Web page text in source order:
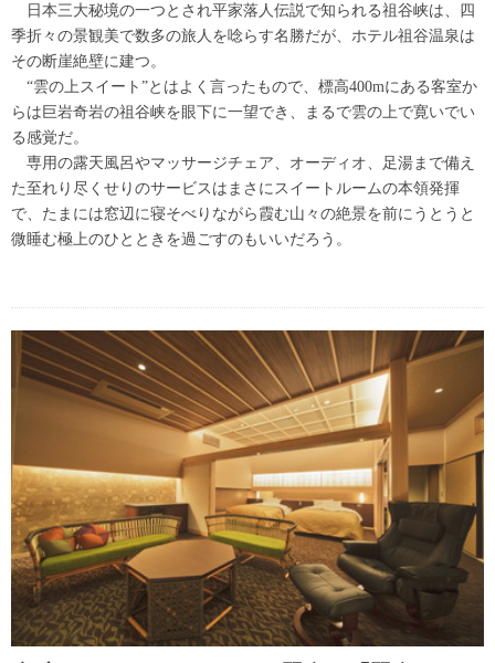
日本三大秘境の一つとされ平家落人伝説で知られる祖谷峡は、四
季折々の景観美で数多の旅人を唸らす名勝だが、ホテル祖谷温泉は
その断崖絶壁に建つ。
“雲の上スイート”とはよく言ったもので、標高400mにある客室か
らは巨岩奇岩の祖谷峡を眼下に一望でき、まるで雲の上で寛いでい
る感覚だ。
専用の露天風呂やマッサージチェア、オーディオ、足湯まで備え
た至れり尽くせりのサービスはまさにスイートルームの本領発揮
で、たまには窓辺に寝そべりながら霞む山々の絶景を前にうとうと
微睡む極上のひとときを過ごすのもいいだろう。